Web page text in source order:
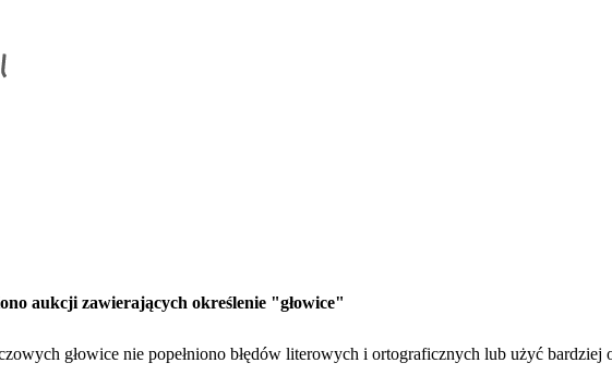
aukcji zawierających określenie "głowice"
głowice nie popełniono błędów literowych i ortograficznych lub użyć bardziej